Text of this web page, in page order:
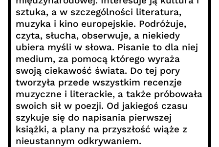
sztuka, a w szczególności literatura,
muzyka i kino europejskie. Podróżuje,
czyta, słucha, obserwuje, a niekiedy
ubiera myśli w słowa. Pisanie to dla niej
medium, za pomocą którego wyraża
swoją ciekawość świata. Do tej pory
tworzyła przede wszystkim recenzje
muzyczne i literackie, a także próbowała
swoich sił w poezji. Od jakiegoś czasu
szykuje się do napisania pierwszej
książki, a plany na przyszłość wiąże z
nieustannym odkrywaniem.